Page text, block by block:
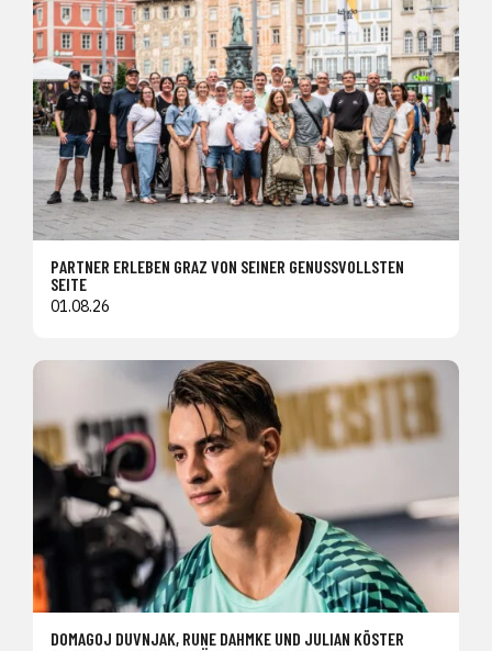
PARTNER ERLEBEN GRAZ VON SEINER GENUSSVOLLSTEN
SEITE
01.08.26
DOMAGOJ DUVNJAK, RUNE DAHMKE UND JULIAN KÖSTER